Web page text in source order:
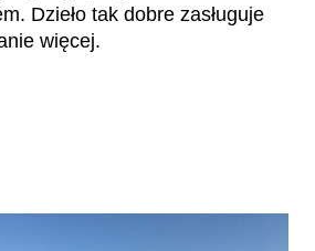
Dzieło tak dobre zasługuje
więcej.